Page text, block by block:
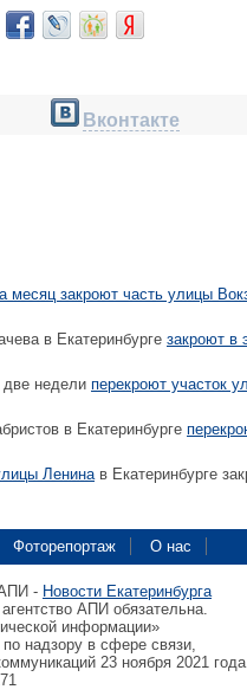
Вконтакте
месяц закроют часть улицы
в Екатеринбурге закроют в
две недели перекроют участок
в Екатеринбурге
Ленинав Екатеринбурге
Фоторепортаж О нас
- Новости Екатеринбурга
АПИ обязательна.
информации»
надзору в сфере связи,
23 ноября 2021